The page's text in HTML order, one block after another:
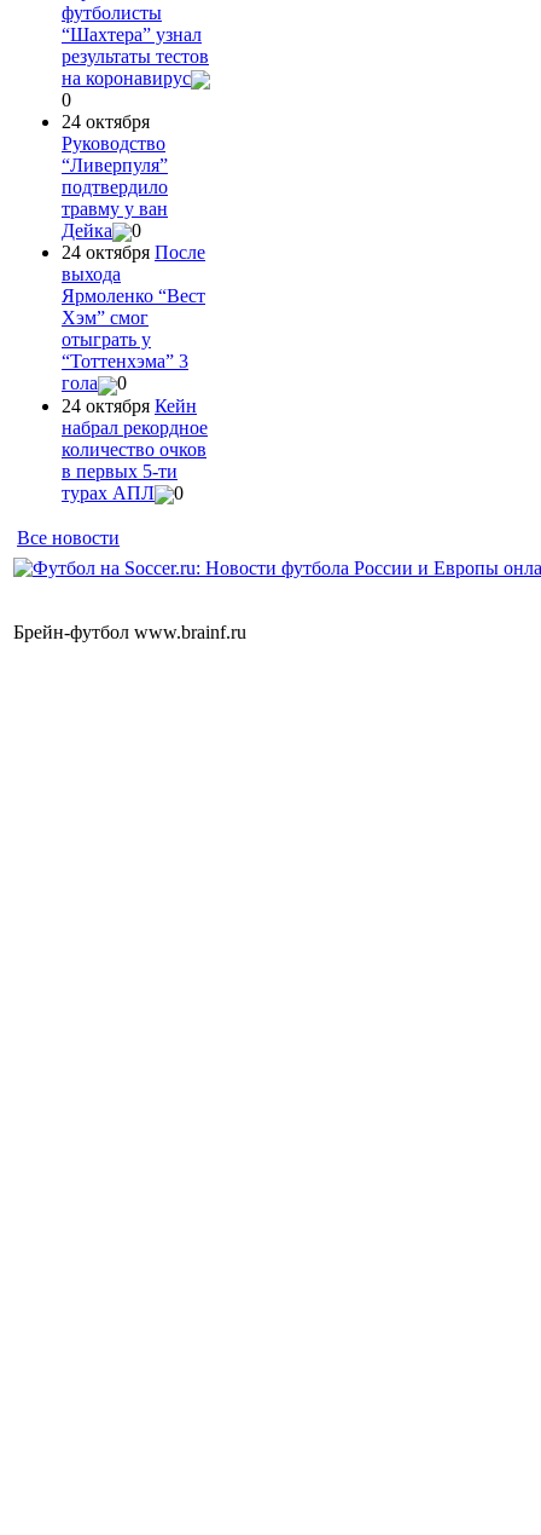
футболисты
“Шахтера” узнал
результаты тестов
на коронавирус
0
24 октября
Руководство
“Ливерпуля”
подтвердило
травму у ван
Дейка
0
24 октября После
выхода
Ярмоленко “Вест
Хэм” смог
отыграть у
“Тоттенхэма” 3
гола
0
24 октября Кейн
набрал рекордное
количество очков
в первых 5-ти
турах АПЛ
0
Все новости
Брейн-футбол www.brainf.ru